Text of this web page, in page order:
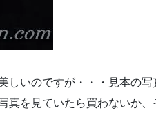
しいのですが・・・見本の写
真を見ていたら買わないか、